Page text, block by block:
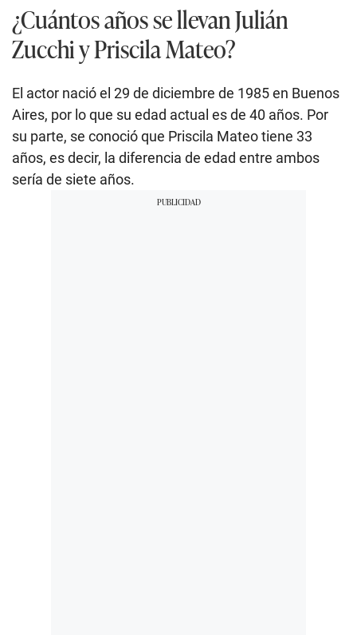
¿Cuántos años se llevan Julián
Zucchi y Priscila Mateo?
El actor nació el 29 de diciembre de 1985 en Buenos
Aires, por lo que su edad actual es de 40 años. Por
su parte, se conoció que Priscila Mateo tiene 33
años, es decir, la diferencia de edad entre ambos
sería de siete años.